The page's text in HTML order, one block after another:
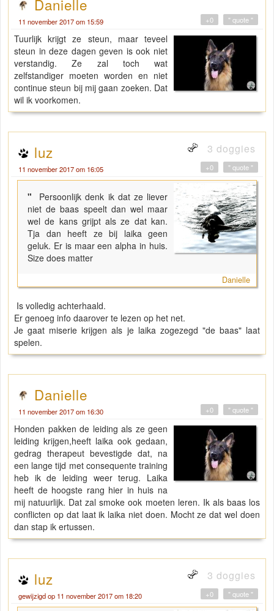
Danielle
11 november 2017 om 15:59 " quote "
+0
Tuurlijk krijgt ze steun, maar teveel
steun in deze dagen geven is ook niet
verstandig. Ze zal toch wat
zelfstandiger moeten worden en niet
continue steun bij mij gaan zoeken. Dat
wil ik voorkomen.
luz 3 doggies
11 november 2017 om 16:05 " quote "
+0
"
Persoonlijk denk ik dat ze liever
niet de baas speelt dan wel maar
wel de kans grijpt als ze dat kan.
Tja dan heeft ze bij laika geen
geluk. Er is maar een alpha in huis.
Size does matter
Danielle
Is volledig achterhaald.
Er genoeg info daarover te lezen op het net.
Je gaat miserie krijgen als je laika zogezegd "de baas" laat
spelen.
Danielle
11 november 2017 om 16:30 " quote "
+0
Honden pakken de leiding als ze geen
leiding krijgen,heeft laika ook gedaan,
gedrag therapeut bevestigde dat, na
een lange tijd met consequente training
heb ik de leiding weer terug. Laika
heeft de hoogste rang hier in huis na
mij natuurlijk. Dat zal smoke ook moeten leren. Ik als baas los
conflicten op dat laat ik laika niet doen. Mocht ze dat wel doen
dan stap ik ertussen.
luz 3 doggies
gewijzigd op 11 november 2017 om 18:20 " quote "
+0